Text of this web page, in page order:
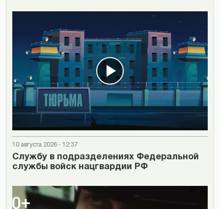
10 августа 2026 - 12:37
Cлужбу в подразделениях Федеральной
службы войск нацгвардии РФ